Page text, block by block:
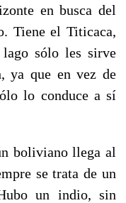
en busca del
Tiene el Titicaca,
sólo les sirve
ya que en vez de
lo conduce a sí
boliviano llega al
se trata de un
un indio, sin